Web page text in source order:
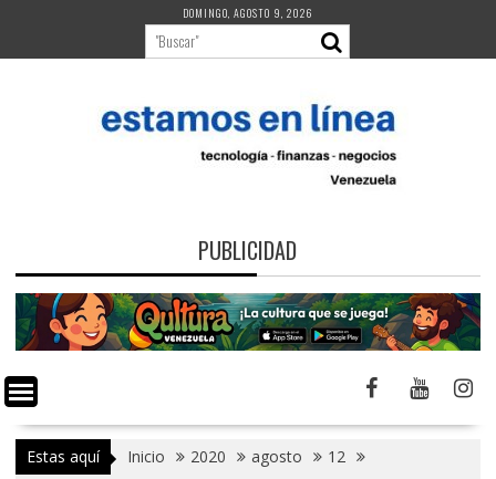
contenido
DOMINGO, AGOSTO 9, 2026
PUBLICIDAD
Estas aquí Inicio 2020 agosto
12